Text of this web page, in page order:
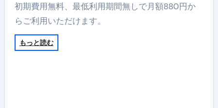
初期費用無料、最低利用期間無しで月額880円か
らご利用いただけます。
もっと読む